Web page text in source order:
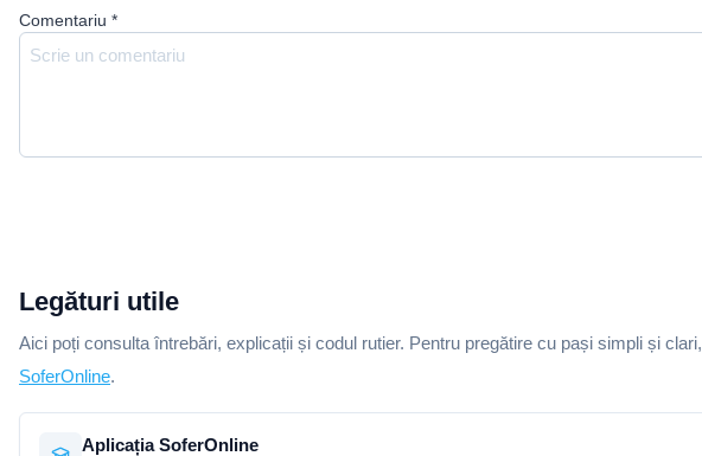
Comentariu *
Legături utile
Aici poți consulta întrebări, explicații și codul rutier. Pentru pregătire cu pași simpli și clari,
SoferOnline.
Aplicația SoferOnline